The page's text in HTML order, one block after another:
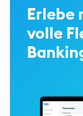
Erlebe
volle